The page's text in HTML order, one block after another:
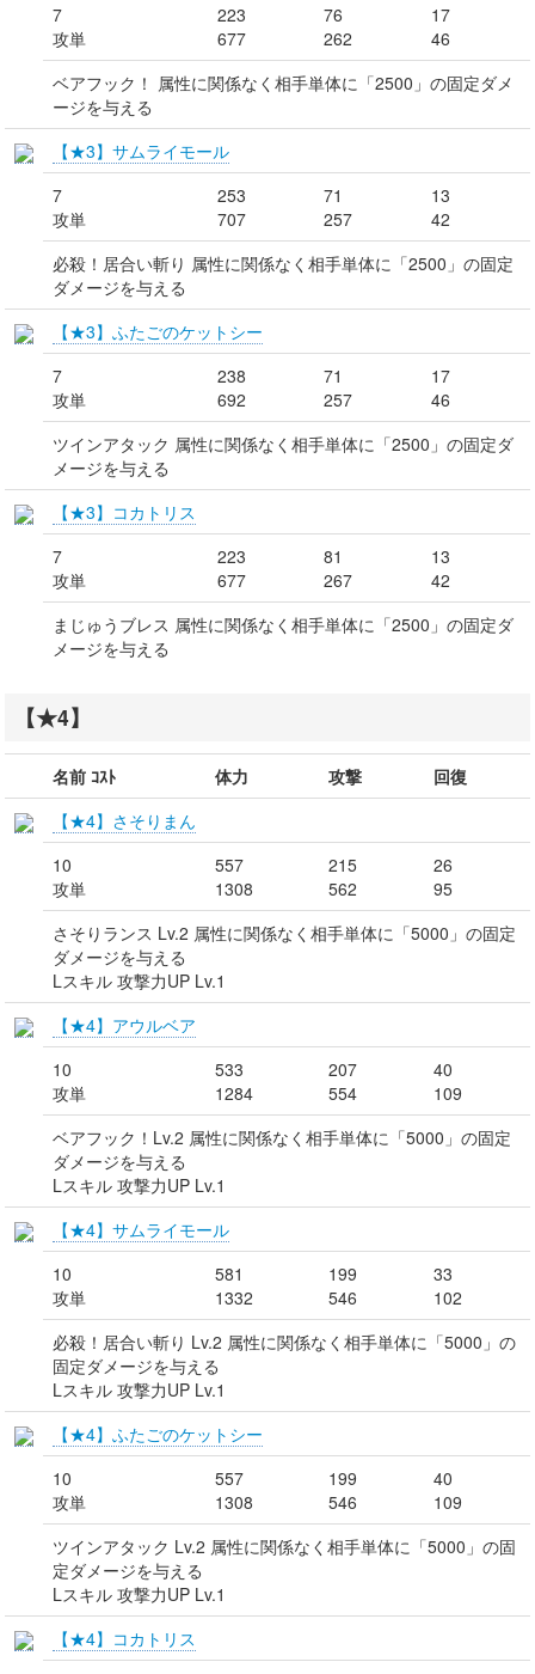
7
攻単
223
677
76
262
17
46
ベアフック！ 属性に関係なく相手単体に「2500」の固定ダメ
ージを与える
【★3】サムライモール
7
攻単
253
707
71
257
13
42
必殺！居合い斬り 属性に関係なく相手単体に「2500」の固定
ダメージを与える
【★3】ふたごのケットシー
7
攻単
238
692
71
257
17
46
ツインアタック 属性に関係なく相手単体に「2500」の固定ダ
メージを与える
【★3】コカトリス
7
攻単
223
677
81
267
13
42
まじゅうブレス 属性に関係なく相手単体に「2500」の固定ダ
メージを与える
【★4】
名前 ｺｽﾄ 体力 攻撃
回復
【★4】さそりまん
10
攻単
557
1308
215
562
26
95
さそりランス Lv.2 属性に関係なく相手単体に「5000」の固定
ダメージを与える
Lスキル 攻撃力UP Lv.1
【★4】アウルベア
10
攻単
533
1284
207
554
40
109
ベアフック！Lv.2 属性に関係なく相手単体に「5000」の固定
ダメージを与える
Lスキル 攻撃力UP Lv.1
【★4】サムライモール
10
攻単
581
1332
199
546
33
102
必殺！居合い斬り Lv.2 属性に関係なく相手単体に「5000」の
固定ダメージを与える
Lスキル 攻撃力UP Lv.1
【★4】ふたごのケットシー
10
攻単
557
1308
199
546
40
109
ツインアタック Lv.2 属性に関係なく相手単体に「5000」の固
定ダメージを与える
Lスキル 攻撃力UP Lv.1
【★4】コカトリス